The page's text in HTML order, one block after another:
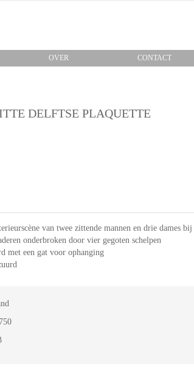
OVER CONTACT
DELFTSE PLAQUETTE
van twee zittende mannen en drie dames
onderbroken door vier gegoten schelpen
met een gat voor ophanging